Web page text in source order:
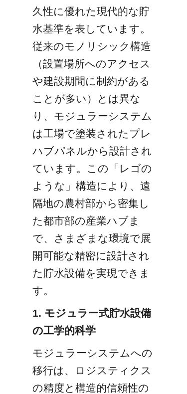
久性に優れた現代的な貯
水基準を表しています。
従来のモノリシック構造
（設置場所へのアクセス
や建設期間に制約がある
ことが多い）とは異な
り、モジュラーシステム
は工場で塗装されたプレ
ハブパネルから設計され
ています。この「レゴの
ような」構造により、遠
隔地の農村部から密集し
た都市部の産業ハブま
で、さまざまな環境で展
開可能な精密に設計され
た貯水設備を実現できま
す。
1. モジュラー式貯水設備
の工学的科学
モジュラーシステムへの
移行は、ロジスティクス
の精度と構造的信頼性の